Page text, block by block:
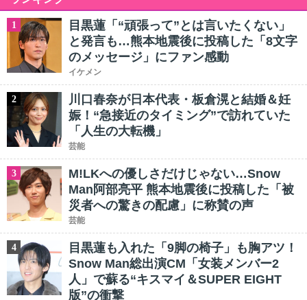
1
目黒蓮「“頑張って”とは言いたくない」
と発言も…熊本地震後に投稿した「8文字
のメッセージ」にファン感動
イケメン
2
川口春奈が日本代表・板倉滉と結婚＆妊
娠！“急接近のタイミング”で訪れていた
「人生の大転機」
芸能
3
M!LKへの優しさだけじゃない…Snow
Man阿部亮平 熊本地震後に投稿した「被
災者への驚きの配慮」に称賛の声
芸能
4
目黒蓮も入れた「9脚の椅子」も胸アツ！
Snow Man総出演CM「女装メンバー2
人」で蘇る“キスマイ＆SUPER EIGHT
版”の衝撃